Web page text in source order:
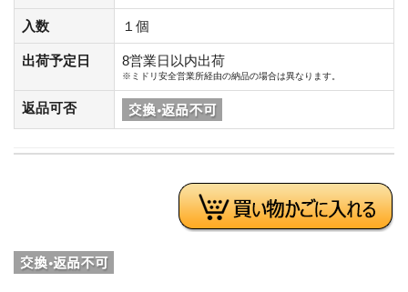
入数 １個
出荷予定日 8営業日以内出荷
※ミドリ安全営業所経由の納品の場合は異なります。
返品可否